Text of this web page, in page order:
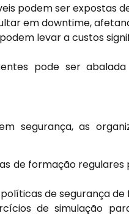
podem ser expostas
em downtime,
levar a custos
pode ser
segurança, as
de formação
de segurança
de simulação